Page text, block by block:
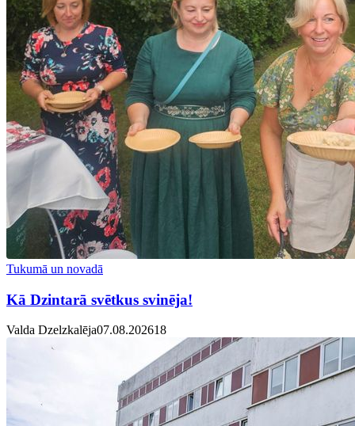
Tukumā un novadā
Kā Dzintarā svētkus svinēja!
Valda Dzelzkalēja07.08.202618